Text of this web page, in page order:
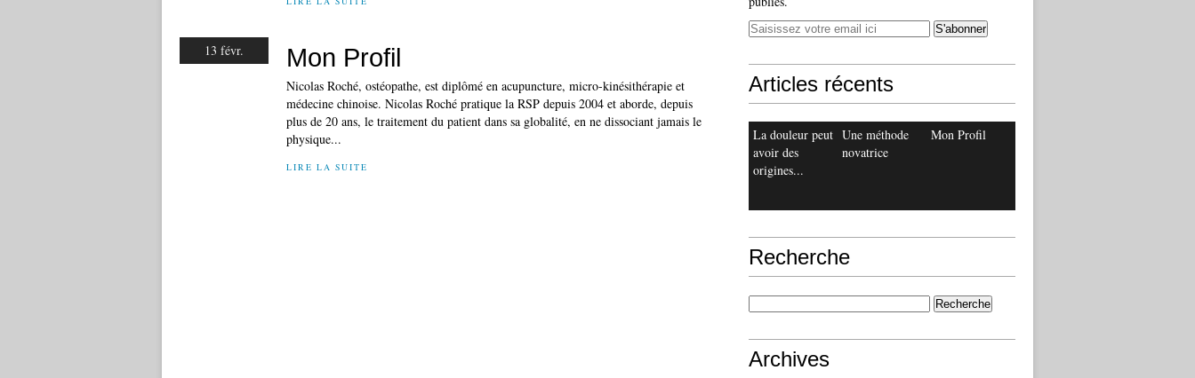
13 févr. Mon Profil
Nicolas Roché, ostéopathe, est diplômé en acupuncture, micro-kinésithérapie et
médecine chinoise. Nicolas Roché pratique la RSP depuis 2004 et aborde, depuis
plus de 20 ans, le traitement du patient dans sa globalité, en ne dissociant jamais le
physique...
LIRE LA SUITE
Articles récents
La douleur peut
avoir des
origines...
Une méthode
novatrice
Mon Profil
Recherche
Archives